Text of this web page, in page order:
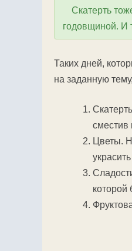
Скатерть
годовщиной. И
Таких дней,
на заданную
сместив
Цветы.
которой